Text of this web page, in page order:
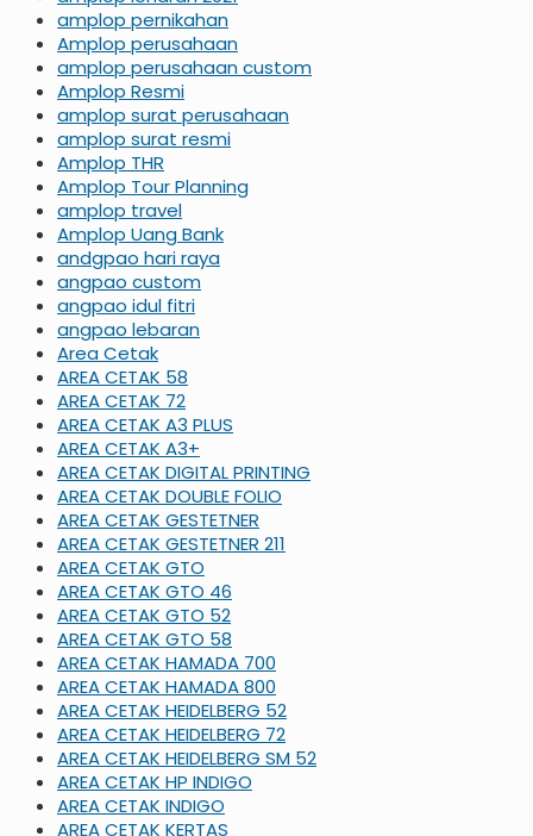
amplop pernikahan
Amplop perusahaan
amplop perusahaan custom
Amplop Resmi
amplop surat perusahaan
amplop surat resmi
Amplop THR
Amplop Tour Planning
amplop travel
Amplop Uang Bank
andgpao hari raya
angpao custom
angpao idul fitri
angpao lebaran
Area Cetak
AREA CETAK 58
AREA CETAK 72
AREA CETAK A3 PLUS
AREA CETAK A3+
AREA CETAK DIGITAL PRINTING
AREA CETAK DOUBLE FOLIO
AREA CETAK GESTETNER
AREA CETAK GESTETNER 211
AREA CETAK GTO
AREA CETAK GTO 46
AREA CETAK GTO 52
AREA CETAK GTO 58
AREA CETAK HAMADA 700
AREA CETAK HAMADA 800
AREA CETAK HEIDELBERG 52
AREA CETAK HEIDELBERG 72
AREA CETAK HEIDELBERG SM 52
AREA CETAK HP INDIGO
AREA CETAK INDIGO
AREA CETAK KERTAS